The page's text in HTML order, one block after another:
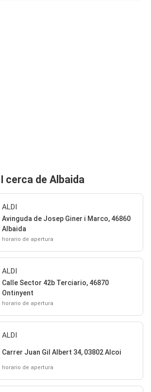
cerca de Albaida
ALDI
Avinguda de Josep Giner i Marco, 46860
Albaida
horario de apertura
ALDI
Calle Sector 42b Terciario, 46870
Ontinyent
horario de apertura
ALDI
Carrer Juan Gil Albert 34, 03802 Alcoi
horario de apertura